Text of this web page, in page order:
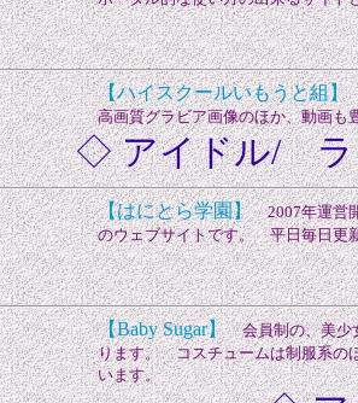
【ハイスクールいもうと組】
高画質グラビア画像のほか、動画も
◇ アイドル/ ラ
【はにとら学園】2007年運営開
のウェブサイトです。 平日毎日更
【Baby Sugar】会員制の、美少
ります。 コスチュームは制服系の
います。